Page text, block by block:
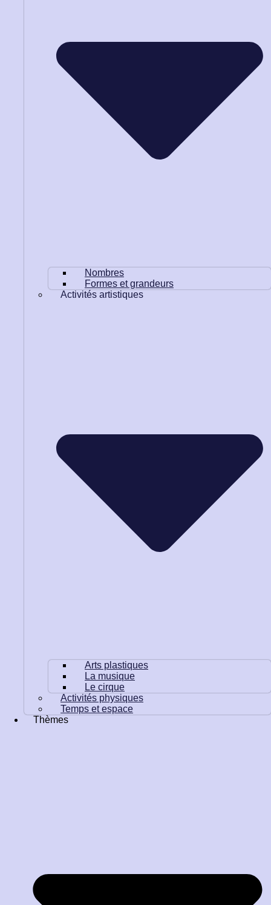
Nombres
Formes et grandeurs
Activités artistiques
Arts plastiques
La musique
Le cirque
Activités physiques
Temps et espace
Thèmes